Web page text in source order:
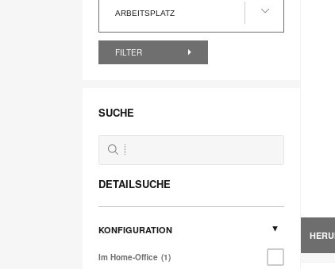
ARBEITSPLATZ
ändern
FILTER
SUCHE
DETAILSUCHE
KONFIGURATION
Im Home-Office 1